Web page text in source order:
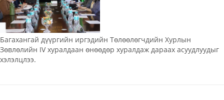
Багахангай дүүргийн иргэдийн Төлөөлөгчдийн Хурлын
Зөвлөлийн IV хуралдаан өнөөдөр хуралдаж дараах асуудлуудыг
хэлэлцлээ.